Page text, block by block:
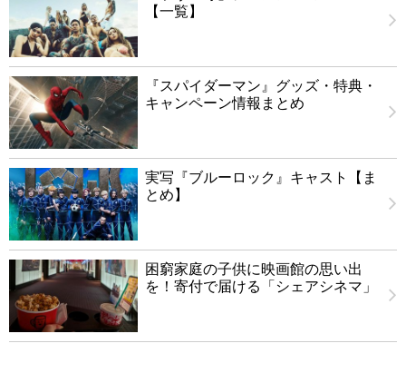
【一覧】
『スパイダーマン』グッズ・特典・
キャンペーン情報まとめ
実写『ブルーロック』キャスト【ま
とめ】
困窮家庭の子供に映画館の思い出
を！寄付で届ける「シェアシネマ」